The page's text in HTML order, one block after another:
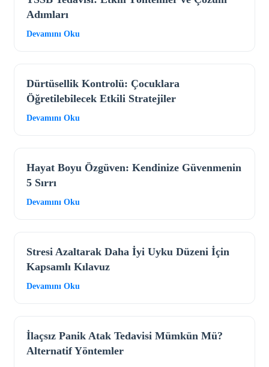
Adımları
Devamını Oku
Dürtüsellik Kontrolü: Çocuklara
Öğretilebilecek Etkili Stratejiler
Devamını Oku
Hayat Boyu Özgüven: Kendinize Güvenmenin
5 Sırrı
Devamını Oku
Stresi Azaltarak Daha İyi Uyku Düzeni İçin
Kapsamlı Kılavuz
Devamını Oku
İlaçsız Panik Atak Tedavisi Mümkün Mü?
Alternatif Yöntemler